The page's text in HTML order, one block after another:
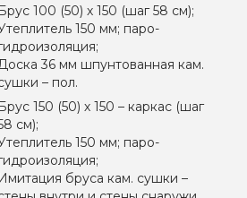
Брус 100 (50) х 150 (шаг 58 см);
150 мм; паро-
36 мм шпунтованная кам.
– пол.
Брус 150 (50) х 150 – каркас (шаг
см);
150 мм; паро-
Имитация бруса кам. сушки –